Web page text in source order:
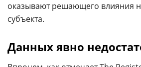
оказывают решающего влияния
субъекта.
Данных явно